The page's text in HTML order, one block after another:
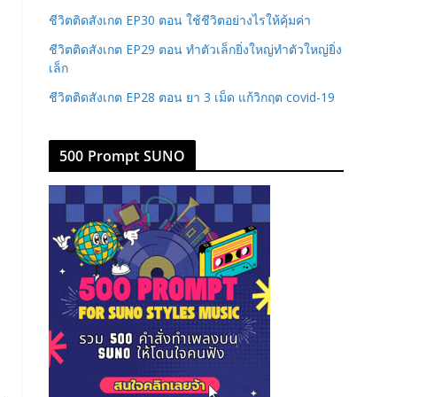
ชีวิตติดสังเกต EP30 ตอน ใช้ชีวิตอย่างไรให้คุ้มค่า
ชีวิตติดสังเกต EP29 ตอน ทำตัวเล็กยิ่งใหญ่ทำตัวใหญ่ยิ่ง
เล็ก
ชีวิตติดสังเกต EP28 ตอน ยา 3 เม็ด แก้วิกฤต covid-19
500 Prompt SUNO